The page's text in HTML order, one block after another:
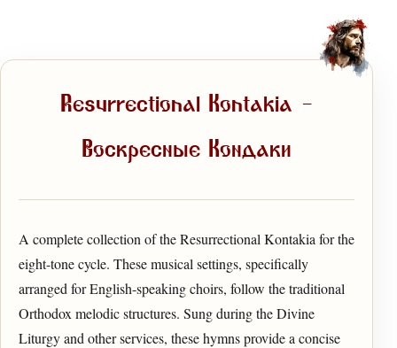
Resurrectional Kontakia —
Воскресные Кондаки
A complete collection of the Resurrectional Kontakia for the
eight-tone cycle. These musical settings, specifically
arranged for English-speaking choirs, follow the traditional
Orthodox melodic structures. Sung during the Divine
Liturgy and other services, these hymns provide a concise